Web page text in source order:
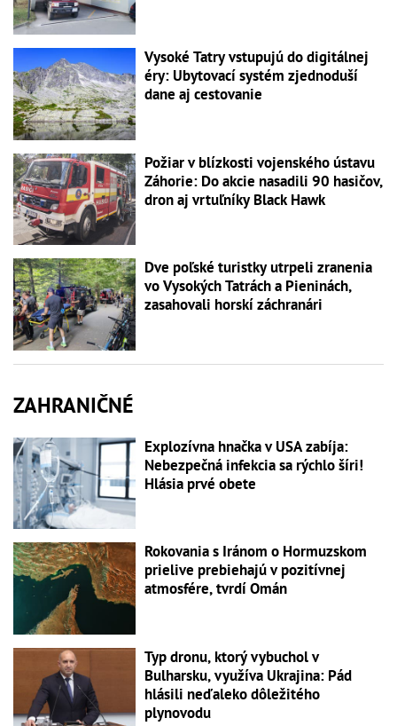
Vysoké Tatry vstupujú do digitálnej
éry: Ubytovací systém zjednoduší
dane aj cestovanie
Požiar v blízkosti vojenského ústavu
Záhorie: Do akcie nasadili 90 hasičov,
dron aj vrtuľníky Black Hawk
Dve poľské turistky utrpeli zranenia
vo Vysokých Tatrách a Pieninách,
zasahovali horskí záchranári
ZAHRANIČNÉ
Explozívna hnačka v USA zabíja:
Nebezpečná infekcia sa rýchlo šíri!
Hlásia prvé obete
Rokovania s Iránom o Hormuzskom
prielive prebiehajú v pozitívnej
atmosfére, tvrdí Omán
Typ dronu, ktorý vybuchol v
Bulharsku, využíva Ukrajina: Pád
hlásili neďaleko dôležitého
plynovodu